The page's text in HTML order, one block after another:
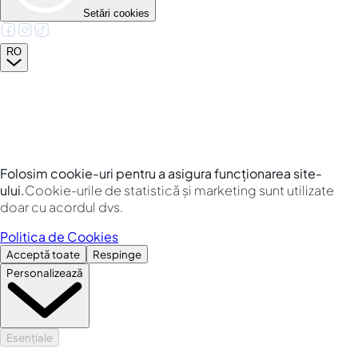
Setări cookies
RO
Folosim cookie-uri pentru a asigura funcționarea site-
ului.Cookie-urile de statistică și marketing sunt utilizate
doar cu acordul dvs.
Politica de Cookies
Acceptă toate
Respinge
Personalizează
Esențiale